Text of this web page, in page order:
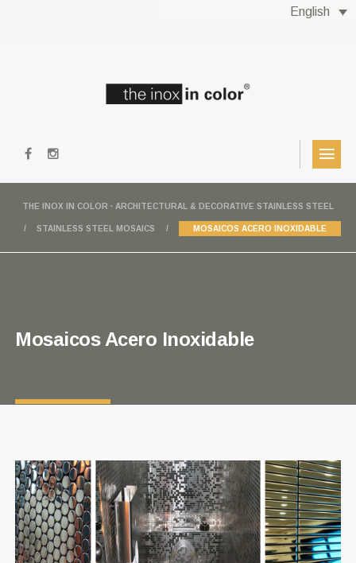
English
THE INOX IN COLOR · ARCHITECTURAL & DECORATIVE STAINLESS STEEL
STAINLESS STEEL MOSAICS MOSAICOS ACERO INOXIDABLE
Mosaicos Acero Inoxidable